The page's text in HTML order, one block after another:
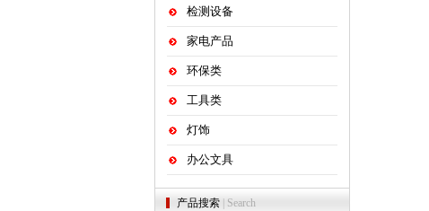
检测设备
家电产品
环保类
工具类
灯饰
办公文具
产品搜索 | Search